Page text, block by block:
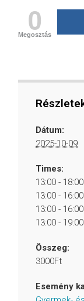
0
Megosztás
Dátum:
2025-10-09
Times:
13:00 - 18:00
13:00 - 16:00
13:00 - 16:00
13:00 - 19:00
Összeg:
3000Ft
Esemény